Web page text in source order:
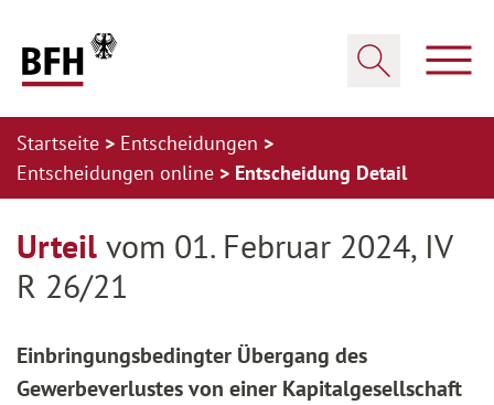
Startseite
Entscheidungen
Entscheidungen online
Entscheidung Detail
Urteil vom 01. Februar 2024, IV
R 26/21
Einbringungsbedingter Übergang des
Gewerbeverlustes von einer Kapitalgesellschaft